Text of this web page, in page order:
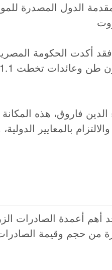
الدول المصدرة
الدين فاروق، هذه
والالتزام بالمعايير
من حجم وقيمة الصادرات